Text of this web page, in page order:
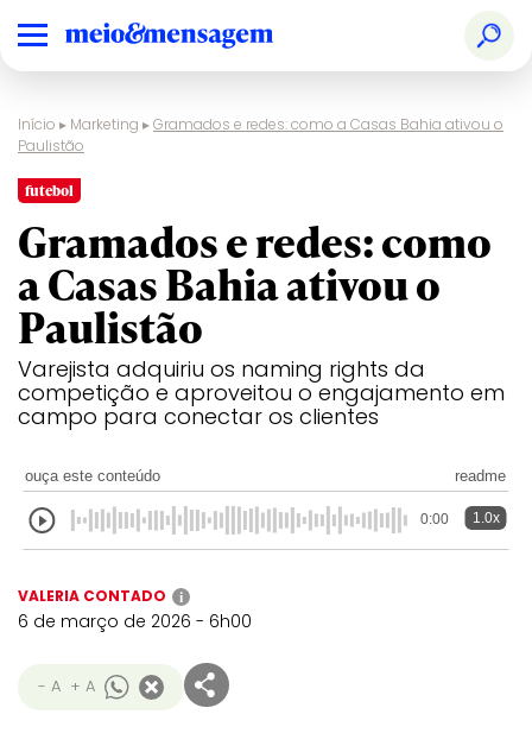
Início ▸ Marketing ▸Gramados e redes: como a Casas Bahia ativou o
Paulistão
futebol
Gramados e redes: como
a Casas Bahia ativou o
Paulistão
Varejista adquiriu os naming rights da
competição e aproveitou o engajamento em
campo para conectar os clientes
ouça este conteúdo readme
0:00 1.0x
VALERIA CONTADO i
6 de março de 2026 - 6h00
- A + A